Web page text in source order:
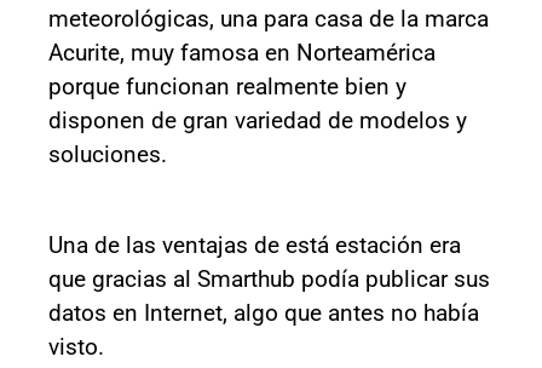
meteorológicas, una para casa de la marca
Acurite, muy famosa en Norteamérica
porque funcionan realmente bien y
disponen de gran variedad de modelos y
soluciones.
Una de las ventajas de está estación era
que gracias al Smarthub podía publicar sus
datos en Internet, algo que antes no había
visto.